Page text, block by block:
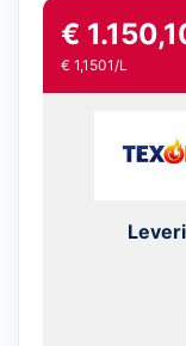
€
€ 1,1501/L